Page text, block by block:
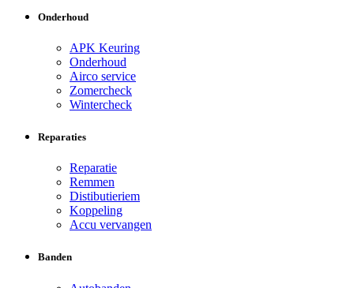
Onderhoud
APK Keuring
Onderhoud
Airco service
Zomercheck
Wintercheck
Reparaties
Reparatie
Remmen
Distibutieriem
Koppeling
Accu vervangen
Banden